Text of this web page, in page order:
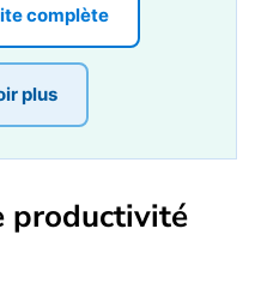
complète
plus
productivité